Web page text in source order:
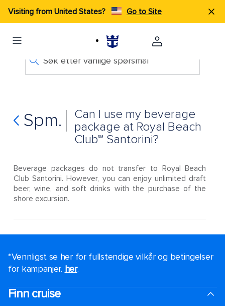
Visiting from United States? Go to Site
Søk etter vanlige spørsmål
Spm.
Can I use my beverage
package at Royal Beach
Club℠ Santorini?
Beverage packages do not transfer to Royal Beach
Club Santorini. However, you can enjoy unlimited draft
beer, wine, and soft drinks with the purchase of the
shore excursion.
*Vennligst se her for fullstendige vilkår og betingelser
for kampanjer. her.
Finn cruise